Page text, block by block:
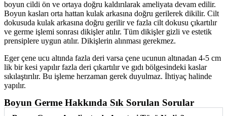
boyun cildi ön ve ortaya doğru kaldırılarak ameliyata devam edilir.
Boyun kasları orta hattan kulak arkasına doğru gerilerek dikilir. Cilt
dokusuda kulak arkasına doğru gerilir ve fazla cilt dokusu çıkartılır
ve germe işlemi sonrası dikişler atılır. Tüm dikişler gizli ve estetik
prensiplere uygun atılır. Dikişlerin alınması gerekmez.
Eger çene ucu altında fazla deri varsa çene ucunun altınadan 4-5 cm
lik bir kesi yapılır fazla deri çıkartılır ve gıdı bölgesindeki kaslar
sıkılaştırılır. Bu işleme herzaman gerek duyulmaz. İhtiyaç halinde
yapılır.
Boyun Germe Hakkında Sık Sorulan Sorular